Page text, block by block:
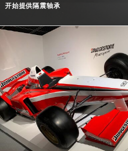
开始提供隔震轴承